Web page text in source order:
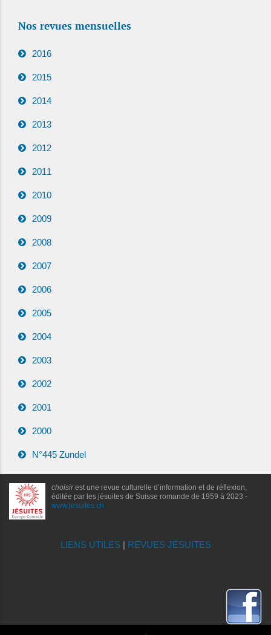
Nos revues mensuelles
2016
2015
2014
2013
2012
2011
2010
2009
2008
2007
2006
2005
2004
2003
2002
2001
2000
N°445 Zundel
choisirest une revue culturelle d’information et de réflexion,
éditée par les jésuites de Suisse romande de 1959 à 2023 -
www.jesuites.ch
LIENS UTILES| REVUES JÉSUITES